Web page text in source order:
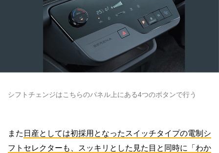
シフトチェンジはこちらのパネル上にある4つのボタンで行う
また 日産としては初採用となったスイッチタイプの電制シ
フトセレクターも、スッキリとした見た目と同時に「わか